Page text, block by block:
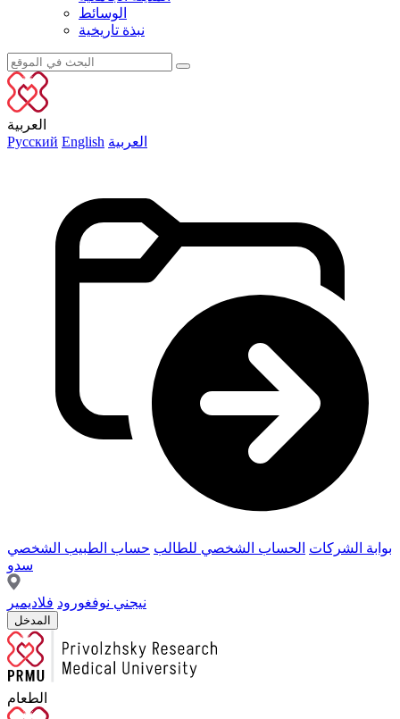
الوسائط
نبذة تاريخية
العربية
Русский English العربية
بوابة الشركات الحساب الشخصي للطالب حساب الطبيب الشخصي
سدو
نيجني نوفغورود فلاديمير
المدخل
الطعام